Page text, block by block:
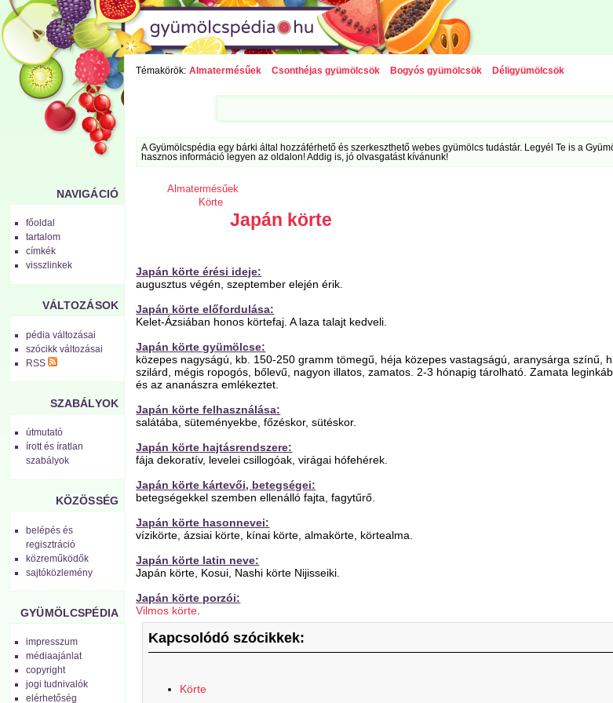
NAVIGÁCIÓ
főoldal
tartalom
címkék
visszlinkek
VÁLTOZÁSOK
pédia változásai
szócikk változásai
RSS
SZABÁLYOK
útmutató
írott és íratlan
szabályok
KÖZÖSSÉG
belépés és
regisztráció
közreműködők
sajtóközlemény
GYÜMÖLCSPÉDIA
impresszum
médiaajánlat
copyright
jogi tudnivalók
elérhetőség
Témakörök: Almatermésűek Csonthéjas gyümölcsök Bogyós gyümölcsök Déligyümölcsök
A Gyümölcspédia egy bárki által hozzáférhető és szerkeszthető webes gyümölcs tudástár. Legyél Te is a
hasznos információ legyen az oldalon! Addig is, jó olvasgatást kívánunk!
Almatermésűek
Körte
Japán körte
Japán körte érési ideje:
augusztus végén, szeptember elején érik.
Japán körte előfordulása:
Kelet-Ázsiában honos körtefaj. A laza talajt kedveli.
Japán körte gyümölcse:
közepes nagyságú, kb. 150-250 gramm tömegű, héja közepes vastagságú, aranysárga színű,
szilárd, mégis ropogós, bőlevű, nagyon illatos, zamatos. 2-3 hónapig tárolható. Zamata
és az ananászra emlékeztet.
Japán körte felhasználása:
salátába, süteményekbe, főzéskor, sütéskor.
Japán körte hajtásrendszere:
fája dekoratív, levelei csillogóak, virágai hófehérek.
Japán körte kártevői, betegségei:
betegségekkel szemben ellenálló fajta, fagytűrő.
Japán körte hasonnevei:
vízikörte, ázsiai körte, kínai körte, almakörte, körtealma.
Japán körte latin neve:
Japán körte, Kosui, Nashi körte Nijisseiki.
Japán körte porzói:
Vilmos körte
Kapcsolódó szócikkek:
Körte